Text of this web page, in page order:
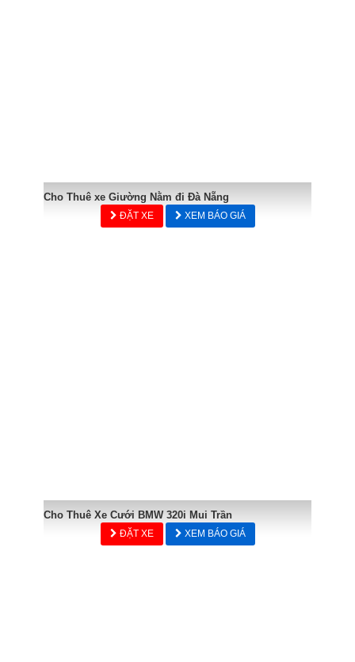
Cho Thuê xe Giường Nằm đi Đà Nẵng
ĐẶT XE XEM BÁO GIÁ
Cho Thuê Xe Cưới BMW 320i Mui Trần
ĐẶT XE XEM BÁO GIÁ